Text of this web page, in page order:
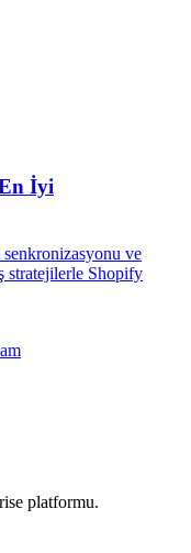
İyi
ve
stratejilerle Shopify
platformu.